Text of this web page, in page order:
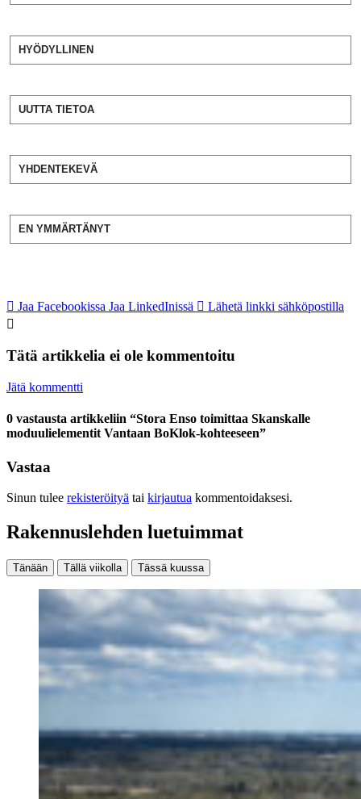
HYÖDYLLINEN
UUTTA TIETOA
YHDENTEKEVÄ
EN YMMÄRTÄNYT
Jaa Facebookissa Jaa LinkedInissä Lähetä linkki sähköpostilla
Tätä artikkelia ei ole kommentoitu
Jätä kommentti
0 vastausta artikkeliin “Stora Enso toimittaa Skanskalle
moduulielementit Vantaan BoKlok-kohteeseen”
Vastaa
Sinun tulee rekisteröityä tai kirjautua kommentoidaksesi.
Rakennuslehden luetuimmat
Tänään Tällä viikolla Tässä kuussa